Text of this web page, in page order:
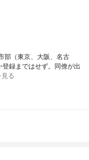
部（東京、大阪、名古
録まではせず。同僚が出
る